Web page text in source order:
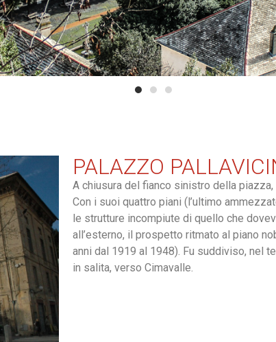
PALAZZO
A chiusura del fianco sinistro della
Con i suoi quattro piani (l’ultimo
le strutture incompiute di quello che
all’esterno, il prospetto ritmato al piano
anni dal 1919 al 1948). Fu suddiviso, nel
in salita, verso Cimavalle.